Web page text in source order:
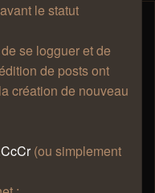
le statut
se logguer et de
de posts ont
création de nouveau
(ou simplement
qui
mar. 29 août 2023, 00:28